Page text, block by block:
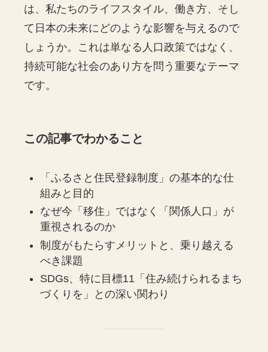
は、私たちのライフスタイル、働き方、そし
て日本の未来にどのような影響を与えるので
しょうか。これは単なる人口政策ではなく、
持続可能な社会のあり方を問う重要なテーマ
です。
この記事でわかること
「ふるさと住民登録制度」の基本的な仕
組みと目的
なぜ今「移住」ではなく「関係人口」が
重視されるのか
制度がもたらすメリットと、乗り越える
べき課題
SDGs、特に目標11「住み続けられるまち
づくりを」との深い関わり